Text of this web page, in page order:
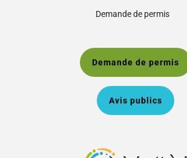
Demande de permis
Demande de permis
Avis publics